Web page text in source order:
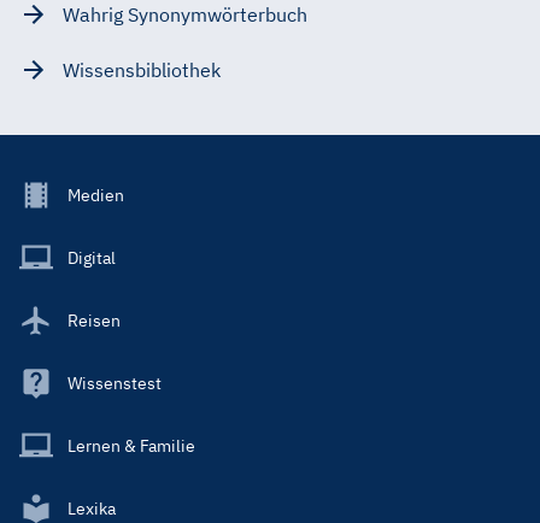
Wahrig Synonymwörterbuch
Wissensbibliothek
Footer
Main
Medien
Digital
Reisen
Wissenstest
Lernen & Familie
Lexika